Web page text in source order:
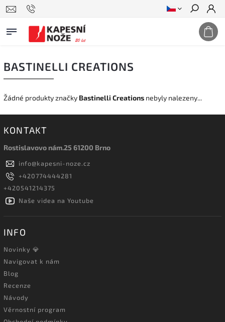
Hledat
BASTINELLI CREATIONS
Žádné produkty značky Bastinelli Creations nebyly nalezeny...
KONTAKT
Rostislavovo nám.25 61200 Brno
info@kapesni-noze.cz
+420774444281
+420541214375
Naše videa na Youtube
INFO
Novinky 💎
Navigovat k nám
Blog
Recenze
Návody
Věrnostní program